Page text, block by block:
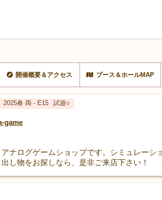
開催概要＆アクセス ブース＆ホールMAP
2025春 両 - E15 試遊○
game
ナログゲームショップです。シミュレーシ
し物をお探しなら、是非ご来店下さい！